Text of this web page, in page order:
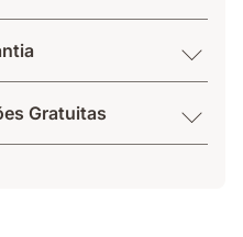
Gratuitas